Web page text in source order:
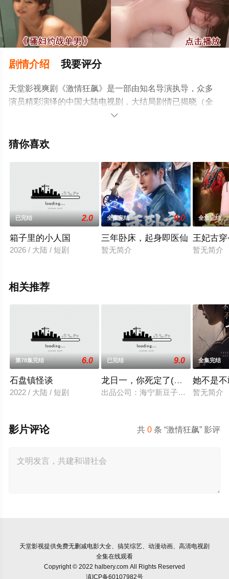
剧情介绍 我要评分
天堂影视爽剧《激情狂飙》是一部由知名导演执导，众多
演员精彩演绎的中国大陆电视剧，大结局剧情已揭晓（全
62集），手机免费观看高清未删减完整版电视剧全集就上
移步至豆瓣电视剧、电视猫或剧情网等平台了解。

猜你喜欢
已完结 2.0
箱子里的小人国
2026 / 大陆 / 短剧
全集完结 9.0
三年卧床，起身即医仙
暂无简介
全集完结
王妃古
暂无简介
相关推荐
第78集完结 6.0
石盘镇怪谈
2022 / 大陆 / 短剧
已完结 9.0
龙日一，你死定了(短剧)
出品公司：海宁新豆子影视传媒有限
全集完结
她不是
暂无简介
共0 条 “激情狂飙” 影评
影片评论
天堂影视提供免费无删减电影大全、搞笑综艺、动漫动画、高清电视剧
全集在线观看
Copyright © 2022 halbery.com All Rights Reserved
滇ICP备60107982号